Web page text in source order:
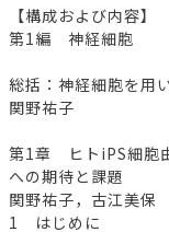
【構成および内容】
第1編 神経細胞
総括：神経細胞を用
関野祐子
第1章 ヒトiPS細胞
への期待と課題
関野祐子，古江美保
1 はじめに